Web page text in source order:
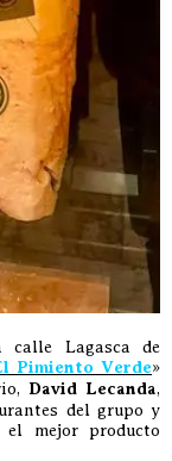
calle Lagasca de
Pimiento Verde»
David Lecanda,
del grupo y
el mejor producto